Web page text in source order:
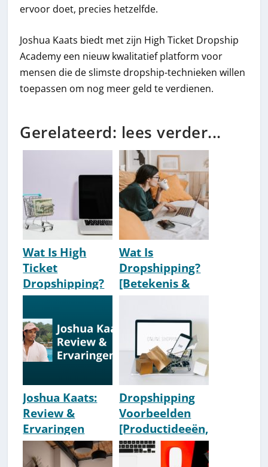
ervoor doet, precies hetzelfde.
Joshua Kaats biedt met zijn High Ticket Dropship
Academy een nieuw kwalitatief platform voor
mensen die de slimste dropship-technieken willen
toepassen om nog meer geld te verdienen.
Gerelateerd: lees verder...
Wat Is High
Ticket
Dropshipping?
[Heldere Uitleg]
Wat Is
Dropshipping?
[Betekenis &
Uitleg] [Iets
Joshua Kaats:
Review &
Ervaringen
Dropship
Academy 4.0
Dropshipping
Voorbeelden
[Productideeën,
Niche & Soort
Dropshipping]